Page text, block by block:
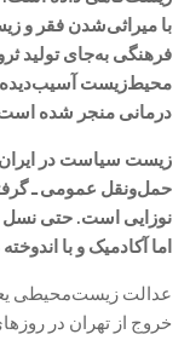
با میراثی‌شدن فقر و
فرهنگی به‌جای تولید
محیط‌زیست
درمانی منجر شده
زیست‌ سیاست در ایران
حمل‌ونقل عمومی ـ
نوزایی است. حتی نسل
اما آکادمیک و با
عدالت زیست‌محیطی
خروج از تهران در